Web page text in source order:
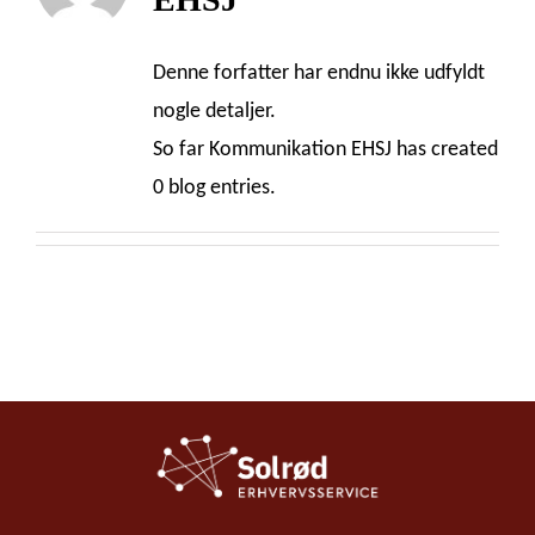
Denne forfatter har endnu ikke udfyldt
nogle detaljer.
So far Kommunikation EHSJ has created
0 blog entries.